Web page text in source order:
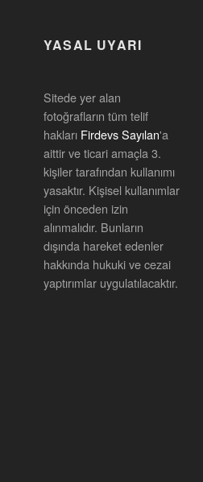
YASAL UYARI
Sitede yer alan
fotoğrafların tüm telif
hakları Firdevs Sayılan'a
aittir ve ticari amaçla 3.
kişiler tarafından kullanımı
yasaktır. Kişisel kullanımlar
için önceden izin
alınmalıdır. Bunların
dışında hareket edenler
hakkında hukuki ve cezai
yaptırımlar uygulatılacaktır.